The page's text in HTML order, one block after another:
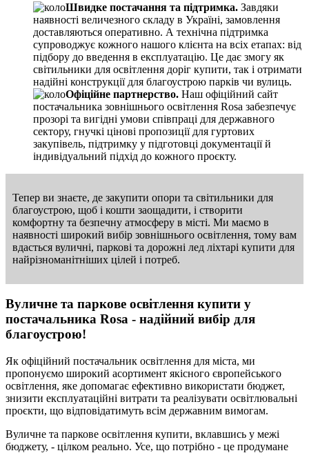
Швидке постачання та підтримка. Завдяки
наявності величезного складу в Україні, замовлення
доставляються оперативно. А технічна підтримка
супроводжує кожного нашого клієнта на всіх етапах: від
підбору до введення в експлуатацію. Це дає змогу як
світильники для освітлення доріг купити, так і отримати
надійні конструкції для благоустрою парків чи вулиць.
Офіційне партнерство. Наш офіційний сайт
постачальника зовнішнього освітлення Rosa забезпечує
прозорі та вигідні умови співпраці для державного
сектору, гнучкі цінові пропозиції для гуртових
закупівель, підтримку у підготовці документації й
індивідуальний підхід до кожного проєкту.
Тепер ви знаєте, де закупити опори та світильники для
благоустрою, щоб і кошти заощадити, і створити
комфортну та безпечну атмосферу в місті. Ми маємо в
наявності широкий вибір зовнішнього освітлення, тому вам
вдасться вуличні, паркові та дорожні лед ліхтарі купити для
найрізноманітніших цілей і потреб.
Вуличне та паркове освітлення купити у
постачальника Rosa - надійний вибір для
благоустрою!
Як офіційний постачальник освітлення для міста, ми
пропонуємо широкий асортимент якісного європейського
освітлення, яке допомагає ефективно використати бюджет,
знизити експлуатаційні витрати та реалізувати освітлювальні
проєкти, що відповідатимуть всім державним вимогам.
Вуличне та паркове освітлення купити, вклавшись у межі
бюджету, - цілком реально. Усе, що потрібно - це продумане